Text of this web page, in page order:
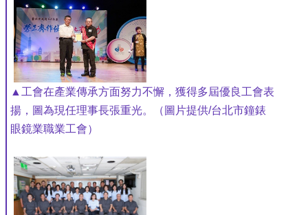
▲工會在產業傳承方面努力不懈，獲得多屆優良工會表
揚，圖為現任理事長張重光。（圖片提供/台北市鐘錶
眼鏡業職業工會）